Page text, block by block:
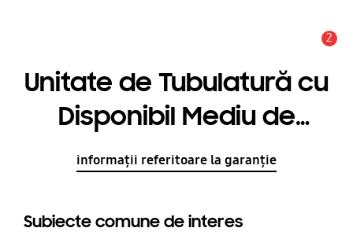
2
Unitate de Tubulatură cu
Disponibil Mediu de
Presiune - Duct S 12.8kW
informații referitoare la garanție
Subiecte comune de interes